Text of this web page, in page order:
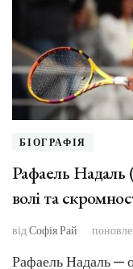
БІОГРАФІЯ
Рафаель Надаль
волі та
відСофія Рай
Рафаель Надаль —